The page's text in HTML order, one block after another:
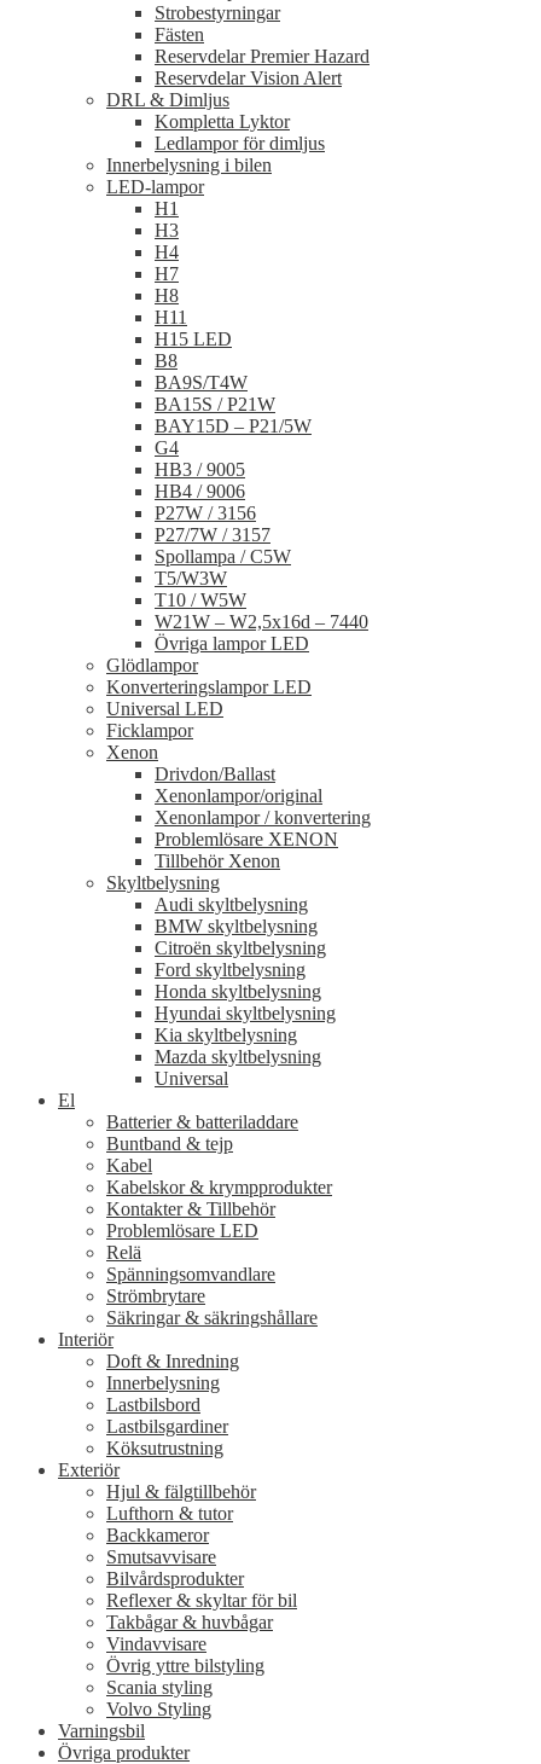
Strobestyrningar
Fästen
Reservdelar Premier Hazard
Reservdelar Vision Alert
DRL & Dimljus
Kompletta Lyktor
Ledlampor för dimljus
Innerbelysning i bilen
LED-lampor
H1
H3
H4
H7
H8
H11
H15 LED
B8
BA9S/T4W
BA15S / P21W
BAY15D – P21/5W
G4
HB3 / 9005
HB4 / 9006
P27W / 3156
P27/7W / 3157
Spollampa / C5W
T5/W3W
T10 / W5W
W21W – W2,5x16d – 7440
Övriga lampor LED
Glödlampor
Konverteringslampor LED
Universal LED
Ficklampor
Xenon
Drivdon/Ballast
Xenonlampor/original
Xenonlampor / konvertering
Problemlösare XENON
Tillbehör Xenon
Skyltbelysning
Audi skyltbelysning
BMW skyltbelysning
Citroën skyltbelysning
Ford skyltbelysning
Honda skyltbelysning
Hyundai skyltbelysning
Kia skyltbelysning
Mazda skyltbelysning
Universal
El
Batterier & batteriladdare
Buntband & tejp
Kabel
Kabelskor & krympprodukter
Kontakter & Tillbehör
Problemlösare LED
Relä
Spänningsomvandlare
Strömbrytare
Säkringar & säkringshållare
Interiör
Doft & Inredning
Innerbelysning
Lastbilsbord
Lastbilsgardiner
Köksutrustning
Exteriör
Hjul & fälgtillbehör
Lufthorn & tutor
Backkameror
Smutsavvisare
Bilvårdsprodukter
Reflexer & skyltar för bil
Takbågar & huvbågar
Vindavvisare
Övrig yttre bilstyling
Scania styling
Volvo Styling
Varningsbil
Övriga produkter